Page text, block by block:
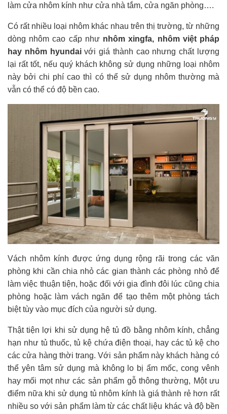
làm cửa nhôm kính như cửa nhà tắm, cửa ngăn phòng….
Có rất nhiều loại nhôm khác nhau trên thị trường, từ những
dòng nhôm cao cấp như nhôm xingfa, nhôm việt pháp
hay nhôm hyundaivới giá thành cao nhưng chất lượng
lại rất tốt, nếu quý khách không sử dụng những loại nhôm
này bởi chi phí cao thì có thể sử dụng nhôm thường mà
vẫn có thể có độ bền cao.
Vách nhôm kính được ứng dụng rộng rãi trong các văn
phòng khi cần chia nhỏ các gian thành các phòng nhỏ để
làm việc thuận tiện, hoặc đối với gia đình đôi lúc cũng chia
phòng hoặc làm vách ngăn để tạo thêm một phòng tách
biệt tùy vào mục đích của người sử dụng.
Thật tiện lợi khi sử dụng hệ tủ đồ bằng nhôm kính, chẳng
hạn như tủ thuốc, tủ kệ chứa điện thoại, hay các tủ kệ cho
các cửa hàng thời trang. Với sản phẩm này khách hàng có
thể yên tâm sử dụng mà không lo bị ẩm mốc, cong vênh
hay mối mọt như các sản phẩm gỗ thông thường, Một ưu
điểm nữa khi sử dụng tủ nhôm kính là giá thành rẻ hơn rất
nhiều so với sản phẩm làm từ các chất liệu khác và độ bền